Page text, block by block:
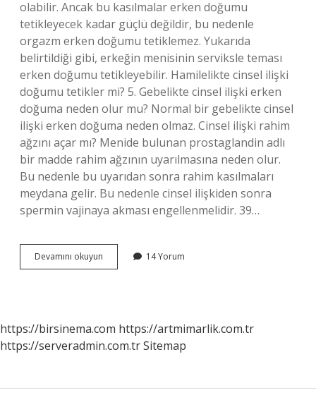
olabilir. Ancak bu kasılmalar erken doğumu
tetikleyecek kadar güçlü değildir, bu nedenle
orgazm erken doğumu tetiklemez. Yukarıda
belirtildiği gibi, erkeğin menisinin serviksle teması
erken doğumu tetikleyebilir. Hamilelikte cinsel ilişki
doğumu tetikler mi? 5. Gebelikte cinsel ilişki erken
doğuma neden olur mu? Normal bir gebelikte cinsel
ilişki erken doğuma neden olmaz. Cinsel ilişki rahim
ağzını açar mı? Menide bulunan prostaglandin adlı
bir madde rahim ağzının uyarılmasına neden olur.
Bu nedenle bu uyarıdan sonra rahim kasılmaları
meydana gelir. Bu nedenle cinsel ilişkiden sonra
spermin vajinaya akması engellenmelidir. 39…
Devamını okuyun
Ilişki
14 Yorum
https://birsinema.com https://artmimarlik.com.tr
https://serveradmin.com.trSitemap